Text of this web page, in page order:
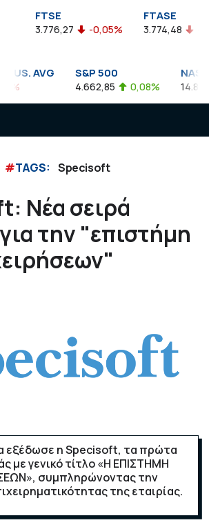
FTSE
3.776,27 -0,05%
FTASE
3.774,48 -
AVG S&P 500
4.662,85 0,08% 14.893,75
#TAGS: Specisoft
Νέα σειρά
την "επιστήμη
εξέδωσε η Specisoft, τα πρώτα
με γενικό τίτλο «Η ΕΠΙΣΤΗΜΗ
συμπληρώνοντας την
της εταιρίας.